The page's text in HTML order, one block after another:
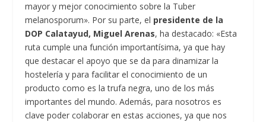
mayor y mejor conocimiento sobre la Tuber
melanosporum». Por su parte, el presidente de la
DOP Calatayud, Miguel Arenas, ha destacado: «Esta
ruta cumple una función importantísima, ya que hay
que destacar el apoyo que se da para dinamizar la
hostelería y para facilitar el conocimiento de un
producto como es la trufa negra, uno de los más
importantes del mundo. Además, para nosotros es
clave poder colaborar en estas acciones, ya que nos